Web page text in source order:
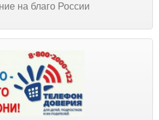
на благо России